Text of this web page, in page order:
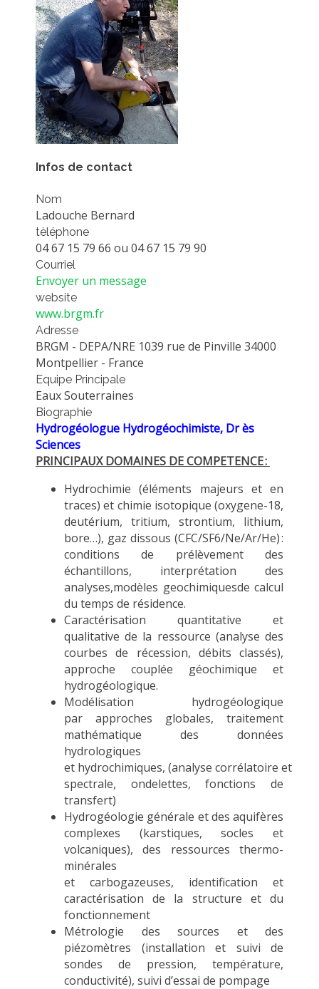
PLATEFORMES EXPÉRIMENTALES
IMPLANTATIONS GÉOGRAPHIQUES
PROJETS EN COURS
PROJETS TERMINÉS
NOS RÉSEAUX SCIENTIFIQUES ET TECHNIQUES
SÉMINAIRES RÉGULIERS
MASTER
INGÉNIEUR
FORMATION CONTINUE
FORMATION DOCTORALE
THÈSES EN COURS
MOOC
PRODUCTION
MÉTHODES ET OUTILS
LOGICIELS
PUBLICATIONS SUR HAL
HDR
THÈSES
WORKING PAPERS
NOS TRAVAUX EN VIDÉO
Infos de contact
Nom
Ladouche Bernard
tèléphone
04 67 15 79 66 ou 04 67 15 79 90
Courriel
Envoyer un message
website
www.brgm.fr
Adresse
BRGM - DEPA/NRE 1039 rue de Pinville 34000
Montpellier - France
Equipe Principale
Eaux Souterraines
Biographie
Hydrogéologue Hydrogéochimiste, Dr ès
Sciences
PRINCIPAUX DOMAINES DE COMPETENCE :
Hydrochimie (éléments majeurs et en
traces) et chimie isotopique (oxygene-18,
deutérium, tritium, strontium, lithium,
bore…), gaz dissous (CFC/SF6/Ne/Ar/He):
conditions de prélèvement des
échantillons, interprétation des
analyses,modèles geochimiquesde calcul
du temps de résidence.
Caractérisation quantitative et
qualitativede la ressource (analyse des
courbes de récession, débits classés),
approche couplée géochimique et
hydrogéologique.
Modélisation hydrogéologique
par approches globales, traitement
mathématique des données
hydrologiques
et hydrochimiques, (analyse corrélatoire et
spectrale, ondelettes,fonctions de
transfert)
Hydrogéologie générale et des aquifères
complexes (karstiques, socles et
volcaniques),des ressources thermo-
minérales
et carbogazeuses, identification et
caractérisation de la structure et du
fonctionnement
Métrologie des sources et des
piézomètres (installation et suivi de
sondes de pression, température,
conductivité), suivi d’essai de pompage